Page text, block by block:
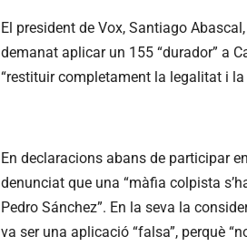
El president de Vox, Santiago
demanat aplicar un 155 “durador” a
“restituir completament la legalitat i
En declaracions abans de participar
denunciat que una “màfia colpista
Pedro Sánchez”. En la seva la
va ser una aplicació “falsa”, perquè